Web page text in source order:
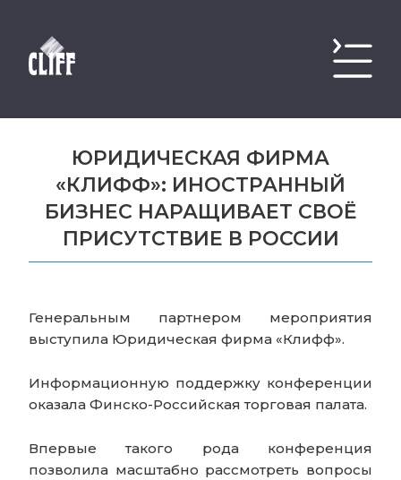
ЮРИДИЧЕСКАЯ ФИРМА
«КЛИФФ»: ИНОСТРАННЫЙ
БИЗНЕС НАРАЩИВАЕТ СВОЁ
ПРИСУТСТВИЕ В РОССИИ
Генеральным партнером мероприятия
выступила Юридическая фирма «Клифф».
Информационную поддержку конференции
оказала Финско-Российская торговая палата.
Впервые такого рода конференция
позволила масштабно рассмотреть вопросы